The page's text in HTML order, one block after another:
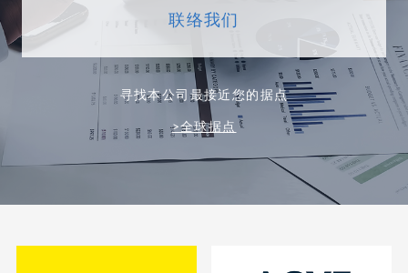
联络我们
寻找本公司最接近您的据点
>全球据点